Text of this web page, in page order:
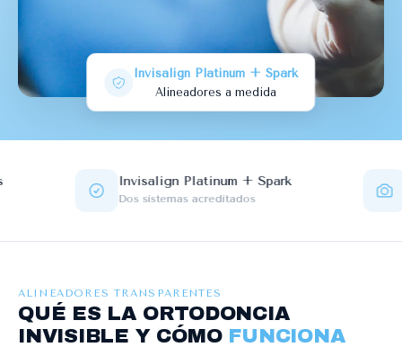
Invisalign Platinum + Spark
Alineadores a medida
Invisalign Platinum + Spark
Dos sistemas acreditados Sin
ALINEADORES TRANSPARENTES
QUÉ ES LA ORTODONCIA
INVISIBLE Y CÓMO FUNCIONA